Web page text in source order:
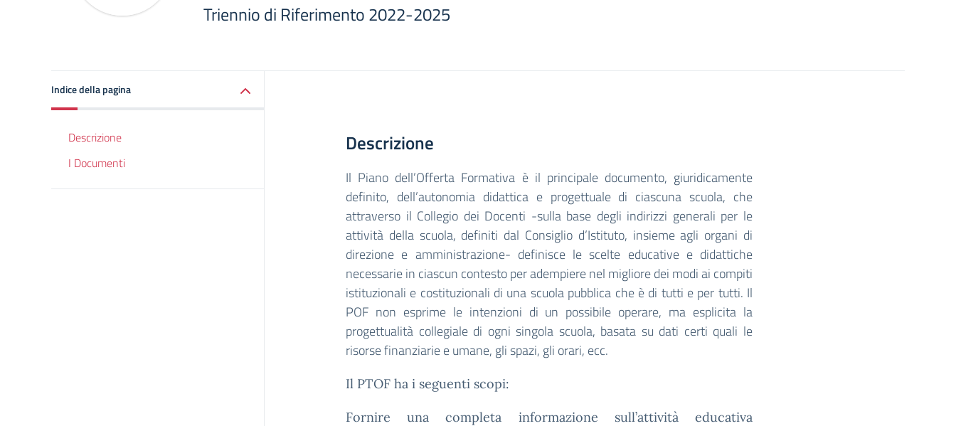
Triennio di Riferimento 2022-2025
Indice della pagina
Descrizione
I Documenti
Descrizione
Il Piano dell’Offerta Formativa è il principale documento, giuridicamente
definito, dell’autonomia didattica e progettuale di ciascuna scuola, che
attraverso il Collegio dei Docenti -sulla base degli indirizzi generali per le
attività della scuola, definiti dal Consiglio d’Istituto, insieme agli organi di
direzione e amministrazione- definisce le scelte educative e didattiche
necessarie in ciascun contesto per adempiere nel migliore dei modi ai compiti
istituzionali e costituzionali di una scuola pubblica che è di tutti e per tutti. Il
POF non esprime le intenzioni di un possibile operare, ma esplicita la
progettualità collegiale di ogni singola scuola, basata su dati certi quali le
risorse finanziarie e umane, gli spazi, gli orari, ecc.
Il PTOF ha i seguenti scopi:
Fornire una completa informazione sull’attività educativa